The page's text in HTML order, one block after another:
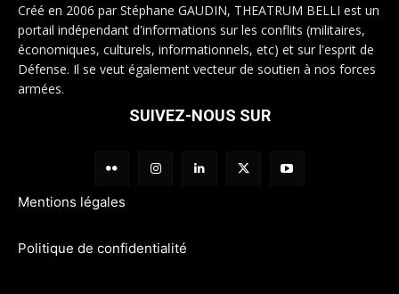
Créé en 2006 par Stéphane GAUDIN, THEATRUM BELLI est un
portail indépendant d'informations sur les conflits (militaires,
économiques, culturels, informationnels, etc) et sur l'esprit de
Défense. Il se veut également vecteur de soutien à nos forces
armées.
SUIVEZ-NOUS SUR
Mentions légales
Politique de confidentialité